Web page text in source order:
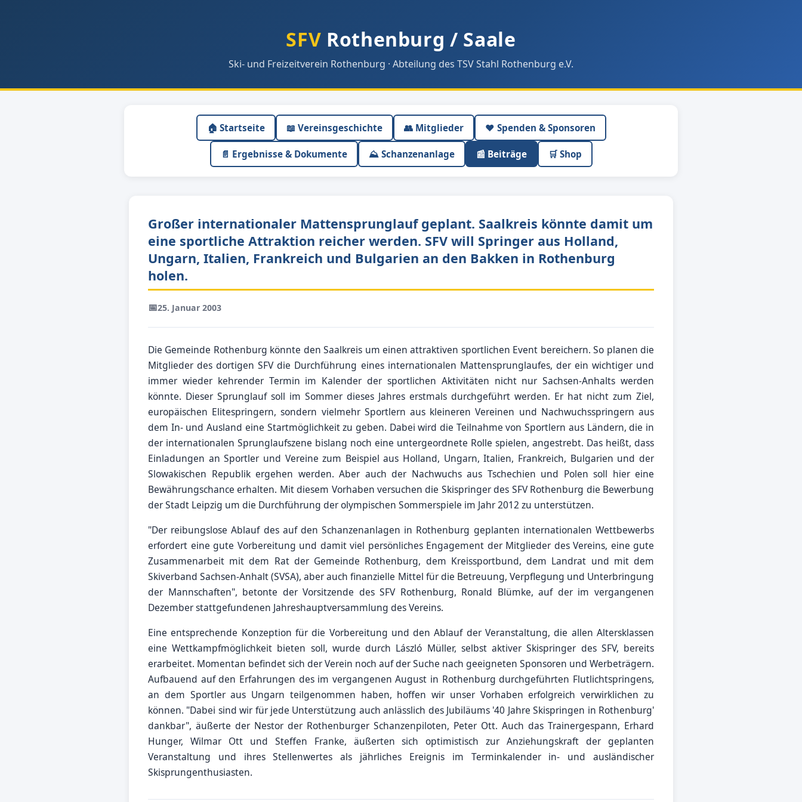
SFV Rothenburg / Saale
Ski- und Freizeitverein Rothenburg · Abteilung des TSV Stahl Rothenburg e.V.
🏠 Startseite 📖 Vereinsgeschichte 👥 Mitglieder ❤️ Spenden & Sponsoren
📄 Ergebnisse & Dokumente ⛰ Schanzenanlage 📰 Beiträge 🛒 Shop
Großer internationaler Mattensprunglauf geplant. Saalkreis könnte damit um
eine sportliche Attraktion reicher werden. SFV will Springer aus Holland,
Ungarn, Italien, Frankreich und Bulgarien an den Bakken in Rothenburg
holen.
📅25. Januar 2003
Die Gemeinde Rothenburg könnte den Saalkreis um einen attraktiven sportlichen Event bereichern. So planen die
Mitglieder des dortigen SFV die Durchführung eines internationalen Mattensprunglaufes, der ein wichtiger und
immer wieder kehrender Termin im Kalender der sportlichen Aktivitäten nicht nur Sachsen-Anhalts werden
könnte. Dieser Sprunglauf soll im Sommer dieses Jahres erstmals durchgeführt werden. Er hat nicht zum Ziel,
europäischen Elitespringern, sondern vielmehr Sportlern aus kleineren Vereinen und Nachwuchsspringern aus
dem In- und Ausland eine Startmöglichkeit zu geben. Dabei wird die Teilnahme von Sportlern aus Ländern, die in
der internationalen Sprunglaufszene bislang noch eine untergeordnete Rolle spielen, angestrebt. Das heißt, dass
Einladungen an Sportler und Vereine zum Beispiel aus Holland, Ungarn, Italien, Frankreich, Bulgarien und der
Slowakischen Republik ergehen werden. Aber auch der Nachwuchs aus Tschechien und Polen soll hier eine
Bewährungschance erhalten. Mit diesem Vorhaben versuchen die Skispringer des SFV Rothenburg die Bewerbung
der Stadt Leipzig um die Durchführung der olympischen Sommerspiele im Jahr 2012 zu unterstützen.
"Der reibungslose Ablauf des auf den Schanzenanlagen in Rothenburg geplanten internationalen Wettbewerbs
erfordert eine gute Vorbereitung und damit viel persönliches Engagement der Mitglieder des Vereins, eine gute
Zusammenarbeit mit dem Rat der Gemeinde Rothenburg, dem Kreissportbund, dem Landrat und mit dem
Skiverband Sachsen-Anhalt (SVSA), aber auch finanzielle Mittel für die Betreuung, Verpflegung und Unterbringung
der Mannschaften", betonte der Vorsitzende des SFV Rothenburg, Ronald Blümke, auf der im vergangenen
Dezember stattgefundenen Jahreshauptversammlung des Vereins.
Eine entsprechende Konzeption für die Vorbereitung und den Ablauf der Veranstaltung, die allen Altersklassen
eine Wettkampfmöglichkeit bieten soll, wurde durch László Müller, selbst aktiver Skispringer des SFV, bereits
erarbeitet. Momentan befindet sich der Verein noch auf der Suche nach geeigneten Sponsoren und Werbeträgern.
Aufbauend auf den Erfahrungen des im vergangenen August in Rothenburg durchgeführten Flutlichtspringens,
an dem Sportler aus Ungarn teilgenommen haben, hoffen wir unser Vorhaben erfolgreich verwirklichen zu
können. "Dabei sind wir für jede Unterstützung auch anlässlich des Jubiläums '40 Jahre Skispringen in Rothenburg'
dankbar", äußerte der Nestor der Rothenburger Schanzenpiloten, Peter Ott. Auch das Trainergespann, Erhard
Hunger, Wilmar Ott und Steffen Franke, äußerten sich optimistisch zur Anziehungskraft der geplanten
Veranstaltung und ihres Stellenwertes als jährliches Ereignis im Terminkalender in- und ausländischer
Skisprungenthusiasten.